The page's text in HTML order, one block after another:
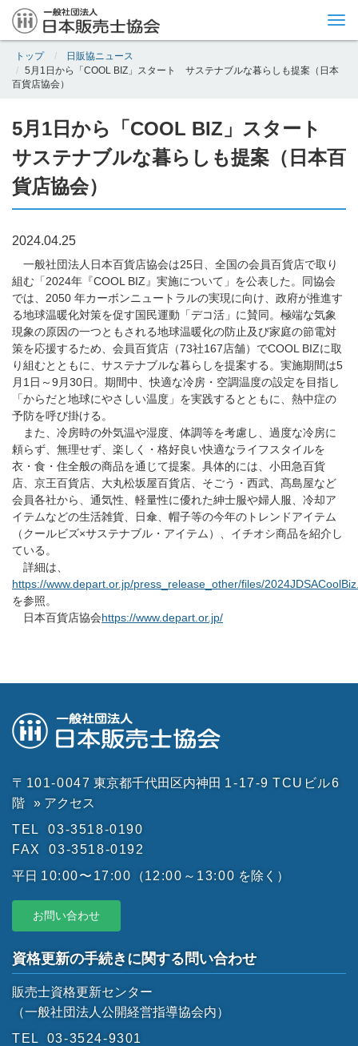
トップ
日販協ニュース
5月1日から「COOL BIZ」スタート サステナブルな暮らしも提案（日本
百貨店協会）
5月1日から「COOL BIZ」スタート
サステナブルな暮らしも提案（日本百
貨店協会）
2024.04.25
一般社団法人日本百貨店協会は25日、全国の会員百貨店で取り
組む「2024年『COOL BIZ』実施について」を公表した。同協会
では、2050 年カーボンニュートラルの実現に向け、政府が推進す
る地球温暖化対策を促す国民運動「デコ活」に賛同。極端な気象
現象の原因の一つともされる地球温暖化の防止及び家庭の節電対
策を応援するため、会員百貨店（73社167店舗）でCOOL BIZに取
り組むとともに、サステナブルな暮らしを提案する。実施期間は5
月1日～9月30日。期間中、快適な冷房・空調温度の設定を目指し
「からだと地球にやさしい温度」を実践するとともに、熱中症の
予防を呼び掛ける。
また、冷房時の外気温や湿度、体調等を考慮し、過度な冷房に
頼らず、無理せず、楽しく・格好良い快適なライフスタイルを
衣・食・住全般の商品を通じて提案。具体的には、小田急百貨
店、京王百貨店、大丸松坂屋百貨店、そごう・西武、髙島屋など
会員各社から、通気性、軽量性に優れた紳士服や婦人服、冷却ア
イテムなどの生活雑貨、日傘、帽子等の今年のトレンドアイテム
（クールビズ×サステナブル・アイテム）、イチオシ商品を紹介し
ている。
詳細は、
https://www.depart.or.jp/press_release_other/files/
を参照。
日本百貨店協会https://www.depart.or.jp/
〒101-0047 東京都千代田区内神田 1-17-9 TCUビル6
階
» アクセス
TEL
03-3518-0190
FAX
03-3518-0192
平日 10:00〜17:00 （12:00～13:00 を除く）
お問い合わせ
資格更新の手続きに関する問い合わせ
販売士資格更新センター
（一般社団法人公開経営指導協会内）
TEL
03-3524-9301